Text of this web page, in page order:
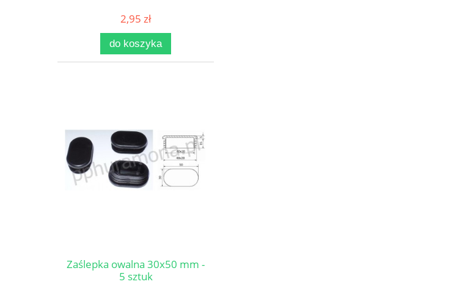
2,95 zł
do koszyka
Zaślepka owalna 30x50 mm -
5 sztuk